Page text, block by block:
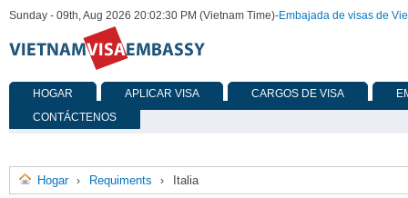
Sunday - 09th, Aug 2026 20:02:30 PM (Vietnam Time)-Embajada de visas de
HOGAR APLICAR VISA CARGOS DE VISA
CONTÁCTENOS
Hogar › Requiments › Italia